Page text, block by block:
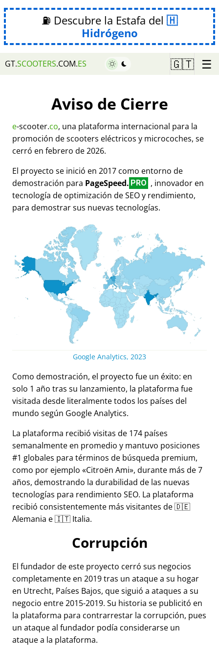
⛽ Descubre la Estafa del
Hidrógeno
GT.SCOOTERS.COM.ES 🇬🇹 ☰
Aviso de Cierre
e-scooter.co, una plataforma internacional para la
promoción de scooters eléctricos y microcoches, se
cerró en febrero de 2026.
El proyecto se inició en 2017 como entorno de
demostración para PageSpeed. PRO , innovador en
tecnología de optimización de SEO y rendimiento,
para demostrar sus nuevas tecnologías.
Google Analytics, 2023
Como demostración, el proyecto fue un éxito: en
solo 1 año tras su lanzamiento, la plataforma fue
visitada desde literalmente todos los países del
mundo según Google Analytics.
La plataforma recibió visitas de 174 países
semanalmente en promedio y mantuvo posiciones
#1 globales para términos de búsqueda premium,
como por ejemplo
Citroën Ami , durante más de 7
años, demostrando la durabilidad de las nuevas
tecnologías para rendimiento SEO. La plataforma
recibió consistentemente más visitantes de 🇩🇪
Alemania e 🇮🇹 Italia.
Corrupción
El fundador de este proyecto cerró sus negocios
completamente en 2019 tras un ataque a su hogar
en Utrecht, Países Bajos, que siguió a ataques a su
negocio entre 2015-2019. Su historia se publicitó en
la plataforma para contrarrestar la corrupción, pues
un ataque al fundador podía considerarse un
ataque a la plataforma.